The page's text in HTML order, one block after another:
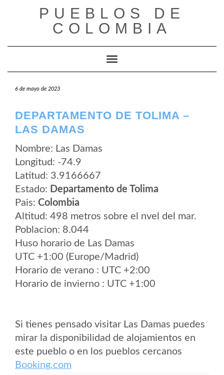
PUEBLOS DE
COLOMBIA
Cambiar modo de navegación
6 de mayo de 2023
DEPARTAMENTO DE TOLIMA –
LAS DAMAS
Nombre: Las Damas
Longitud: -74.9
Latitud: 3.9166667
Estado: Departamento de Tolima
Pais: Colombia
Altitud: 498 metros sobre el nvel del mar.
Poblacion: 8.044
Huso horario de Las Damas
UTC +1:00 (Europe/Madrid)
Horario de verano : UTC +2:00
Horario de invierno : UTC +1:00
Si tienes pensado visitar Las Damas puedes
mirar la disponibilidad de alojamientos en
este pueblo o en los pueblos cercanos
Booking.com